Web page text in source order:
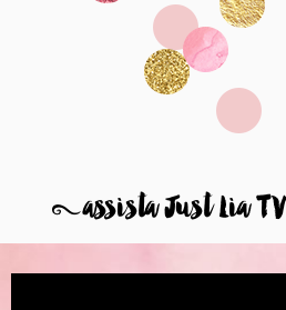
8assista Just Lia